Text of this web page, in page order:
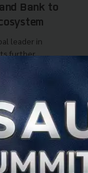
Bank to
leader in
further
Bank
ที่น่า